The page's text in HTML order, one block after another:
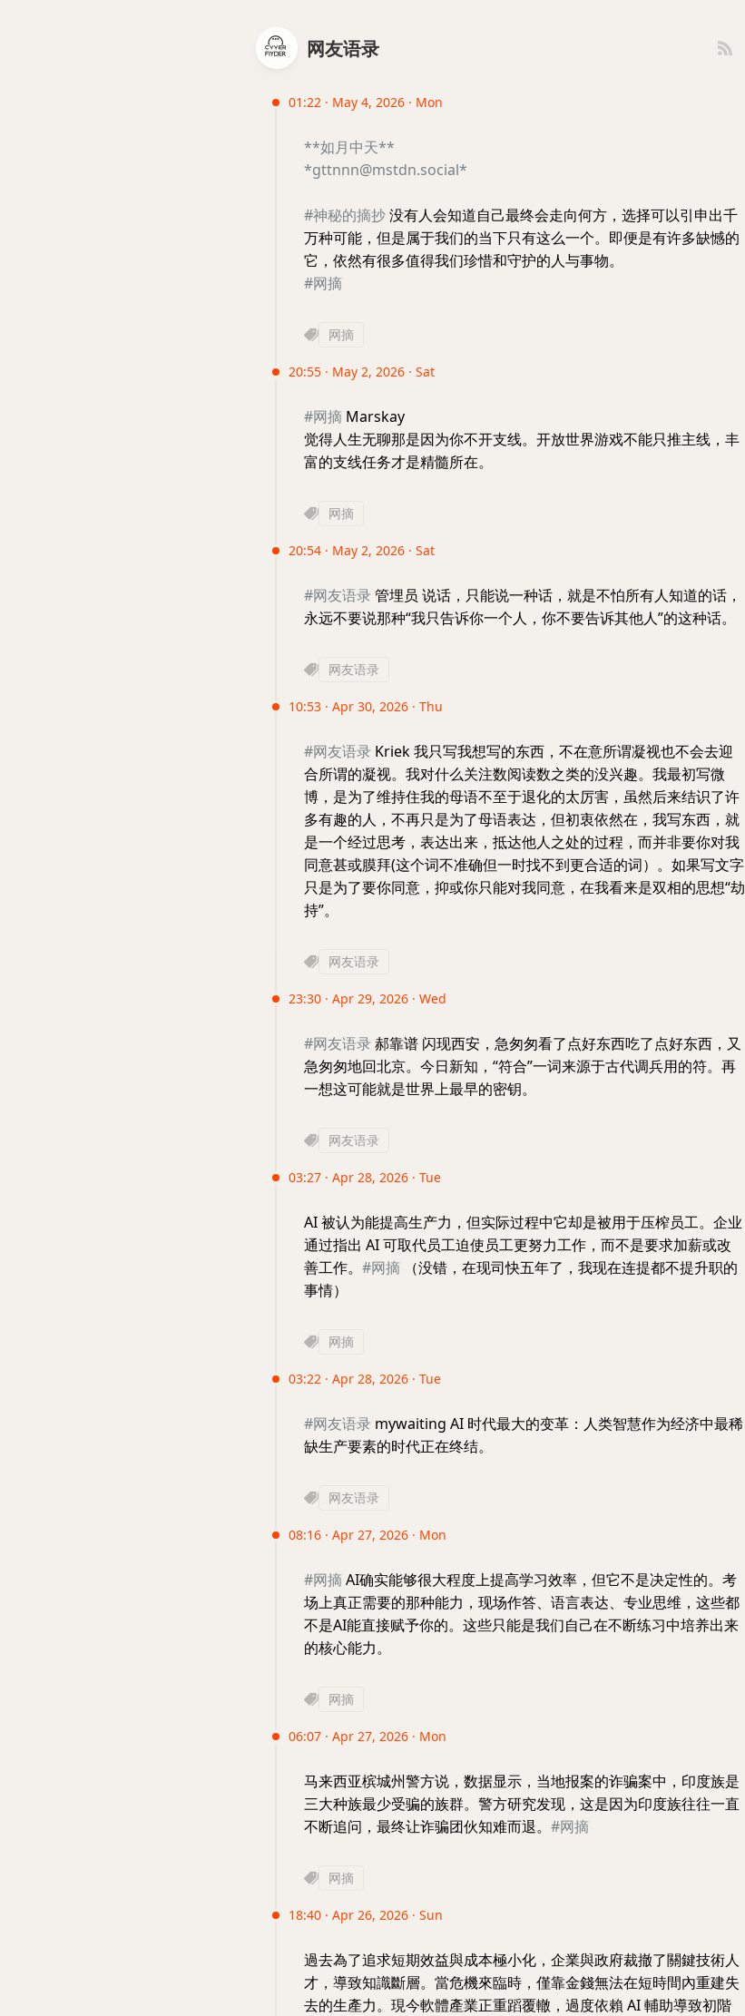
网友语录
01:22 · May 4, 2026 · Mon
**如月中天**
*gttnnn@mstdn.social*
#神秘的摘抄没有人会知道自己最终会走向何方，选择可以引申出千
万种可能，但是属于我们的当下只有这么一个。即便是有许多缺憾的
它，依然有很多值得我们珍惜和守护的人与事物。
#网摘
网摘
20:55 · May 2, 2026 · Sat
#网摘 Marskay
觉得人生无聊那是因为你不开支线。开放世界游戏不能只推主线，丰
富的支线任务才是精髓所在。
网摘
20:54 · May 2, 2026 · Sat
#网友语录 管埋员 说话，只能说一种话，就是不怕所有人知道的话，
永远不要说那种“我只告诉你一个人，你不要告诉其他人”的这种话。
网友语录
10:53 · Apr 30, 2026 · Thu
#网友语录 Kriek 我只写我想写的东西，不在意所谓凝视也不会去迎
合所谓的凝视。我对什么关注数阅读数之类的没兴趣。我最初写微
博，是为了维持住我的母语不至于退化的太厉害，虽然后来结识了许
多有趣的人，不再只是为了母语表达，但初衷依然在，我写东西，就
是一个经过思考，表达出来，抵达他人之处的过程，而并非要你对我
同意甚或膜拜(这个词不准确但一时找不到更合适的词）。如果写文字
只是为了要你同意，抑或你只能对我同意，在我看来是双相的思想“劫
持”。
网友语录
23:30 · Apr 29, 2026 · Wed
#网友语录 郝靠谱 闪现西安，急匆匆看了点好东西吃了点好东西，又
急匆匆地回北京。今日新知，“符合”一词来源于古代调兵用的符。再
一想这可能就是世界上最早的密钥。
网友语录
03:27 · Apr 28, 2026 · Tue
AI 被认为能提高生产力，但实际过程中它却是被用于压榨员工。企业
通过指出 AI 可取代员工迫使员工更努力工作，而不是要求加薪或改
善工作。 #网摘 （没错，在现司快五年了，我现在连提都不提升职的
事情）
网摘
03:22 · Apr 28, 2026 · Tue
#网友语录 mywaiting AI 时代最大的变革：人类智慧作为经济中最稀
缺生产要素的时代正在终结。
网友语录
08:16 · Apr 27, 2026 · Mon
#网摘AI确实能够很大程度上提高学习效率，但它不是决定性的。考
场上真正需要的那种能力，现场作答、语言表达、专业思维，这些都
不是AI能直接赋予你的。这些只能是我们自己在不断练习中培养出来
的核心能力。
网摘
06:07 · Apr 27, 2026 · Mon
马来西亚槟城州警方说，数据显示，当地报案的诈骗案中，印度族是
三大种族最少受骗的族群。警方研究发现，这是因为印度族往往一直
不断追问，最终让诈骗团伙知难而退。 #网摘
网摘
18:40 · Apr 26, 2026 · Sun
過去為了追求短期效益與成本極小化，企業與政府裁撤了關鍵技術人
才，導致知識斷層。當危機來臨時，僅靠金錢無法在短時間內重建失
去的生產力。現今軟體產業正重蹈覆轍，過度依賴 AI 輔助導致初階